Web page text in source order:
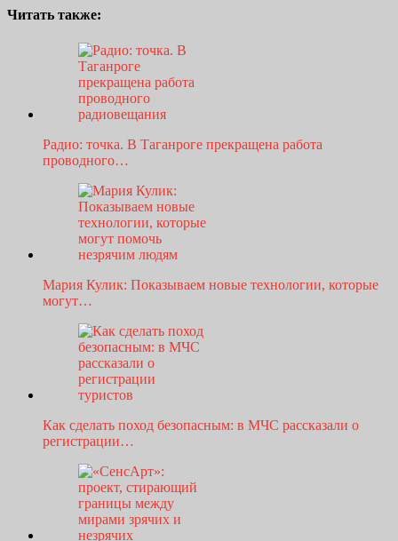
Читать также:
Радио: точка. В Таганроге прекращена работа
проводного…
Мария Кулик: Показываем новые технологии, которые
могут…
Как сделать поход безопасным: в МЧС рассказали о
регистрации…